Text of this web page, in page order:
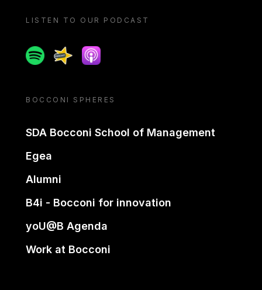
LISTEN TO OUR PODCAST
SpotifySpreakerApple podcast
BOCCONI SPHERES
SDA Bocconi School of Management
Egea
Alumni
B4i - Bocconi for innovation
yoU@B Agenda
Work at Bocconi